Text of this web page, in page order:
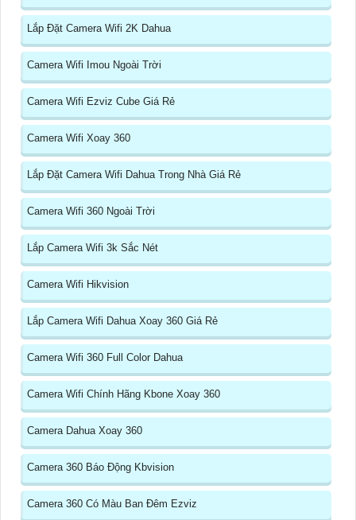
Lắp Đặt Camera Wifi 2K Dahua
Camera Wifi Imou Ngoài Trời
Camera Wifi Ezviz Cube Giá Rẻ
Camera Wifi Xoay 360
Lắp Đặt Camera Wifi Dahua Trong Nhà Giá Rẻ
Camera Wifi 360 Ngoài Trời
Lắp Camera Wifi 3k Sắc Nét
Camera Wifi Hikvision
Lắp Camera Wifi Dahua Xoay 360 Giá Rẻ
Camera Wifi 360 Full Color Dahua
Camera Wifi Chính Hãng Kbone Xoay 360
Camera Dahua Xoay 360
Camera 360 Báo Động Kbvision
Camera 360 Có Màu Ban Đêm Ezviz